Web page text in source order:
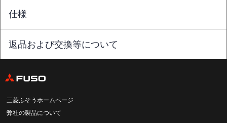
仕様
返品および交換等について
三菱ふそうホームページ
弊社の製品について